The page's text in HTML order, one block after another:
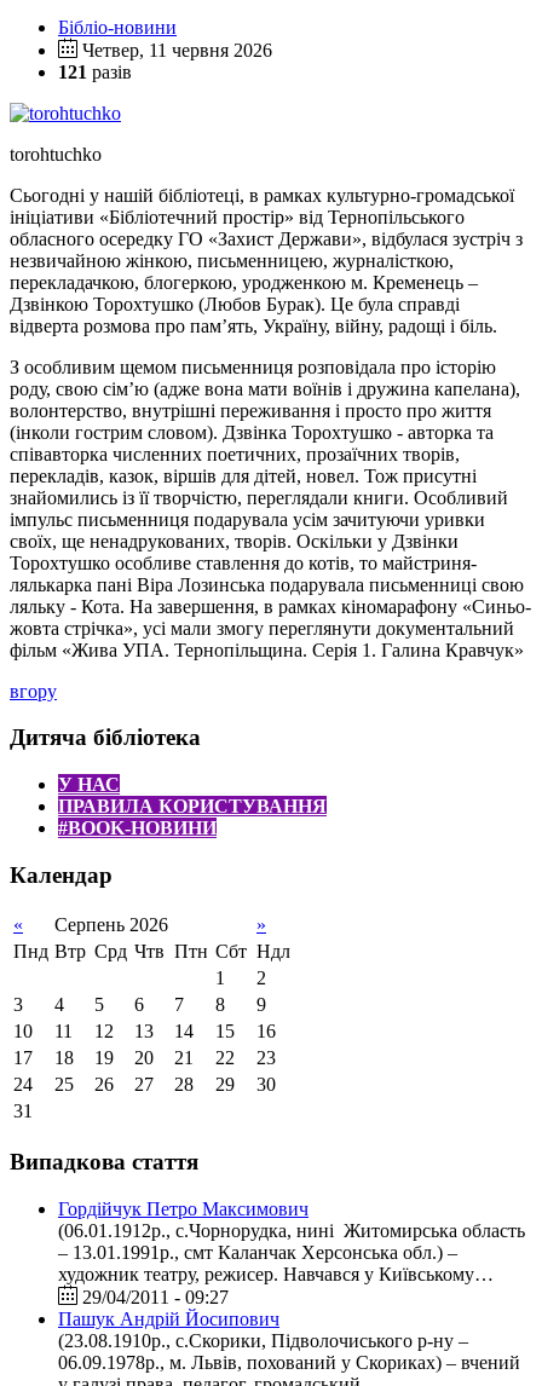
Бібліо-новини
Четвер, 11 червня 2026
121 разів
torohtuchko
Сьогодні у нашій бібліотеці, в рамках культурно-громадської
ініціативи «Бібліотечний простір» від Тернопільського
обласного осередку ГО «Захист Держави», відбулася зустріч з
незвичайною жінкою, письменницею, журналісткою,
перекладачкою, блогеркою, уродженкою м. Кременець –
Дзвінкою Торохтушко (Любов Бурак). Це була справді
відверта розмова про пам’ять, Україну, війну, радощі і біль.
З особливим щемом письменниця розповідала про історію
роду, свою сім’ю (адже вона мати воїнів і дружина капелана),
волонтерство, внутрішні переживання і просто про життя
(інколи гострим словом). Дзвінка Торохтушко - авторка та
співавторка численних поетичних, прозаїчних творів,
перекладів, казок, віршів для дітей, новел. Тож присутні
знайомились із її творчістю, переглядали книги. Особливий
імпульс письменниця подарувала усім зачитуючи уривки
своїх, ще ненадрукованих, творів. Оскільки у Дзвінки
Торохтушко особливе ставлення до котів, то майстриня-
лялькарка пані Віра Лозинська подарувала письменниці свою
ляльку - Кота. На завершення, в рамках кіномарафону «Синьо-
жовта стрічка», усі мали змогу переглянути документальний
фільм «Жива УПА. Тернопільщина. Серія 1. Галина Кравчук»
вгору
Дитяча бібліотека
У НАС
ПРАВИЛА КОРИСТУВАННЯ
#BOOK-НОВИНИ
Календар
« Серпень 2026
»
Пнд Втр Срд Чтв Птн Сбт Ндл
1
2
3
4 5 6 7 8
9
10
11 12 13 14 15
16
17
18 19 20 21 22
23
24
25 26 27 28 29
30
31
Випадкова стаття
Гордійчук Петро Максимович
(06.01.1912р., с.Чорнорудка, нині Житомирська область
– 13.01.1991р., смт Каланчак Херсонська обл.) –
художник театру, режисер. Навчався у Київському…
29/04/2011 - 09:27
Пашук Андрій Йосипович
(23.08.1910р., с.Скорики, Підволочиського р-ну –
06.09.1978р., м. Львів, похований у Скориках) – вчений